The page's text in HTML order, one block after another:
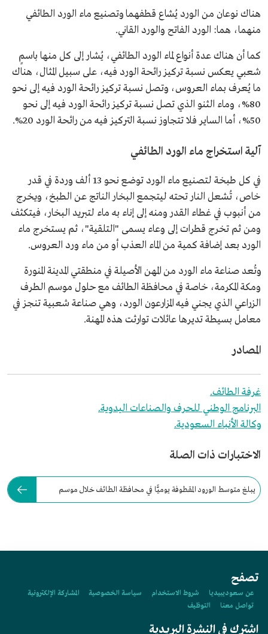
هناك نوعان من الورد يُشاع قطفهما وتصنيع ماء الورد الطائفي
منهما، هما: الورد الفاتح والورد القاني.
كما أن هناك عدة أنواع لماء الورد الطائفي، يُشار إلى كل منها باسمٍ
شعبي يعكس نسبة تركيز رائحة الورد فيه، على سبيل المثال، هناك
ما يُعرف بماء العروس، وتصل نسبة تركيز رائحة الورد فيه إلى نحو
80%، وماء الثنو الذي تصل نسبة تركيز رائحة الورد فيه إلى نحو
50%، أما الساير فلا تتجاوز نسبة التركيز فيه من رائحة الورد 20%.
آلية استخراج ماء الورد الطائفي
في كل طبخة لتصنيع ماء الورد توضع نحو 13 ألف وردة في قدر
خاص، تُشعل النار تحته ليتجمع البخار الناتج عن الطبخ، ويخرج
من أنبوب في غطاء القدر ومنه إلى إناء به ماء لتبريد البخار، فيتكثف
ومن ثم تخرج قطرات إلى وعاء يسمى "التلقية"، ثم يستخرج ماء
الورد بعد إضافة كمية من الماء العذب أو من ماء ورد العروس.
وتُعد صناعة ماء الورد من المهن الأصيلة في منطقتي المدينة المنورة
ومكة المكرمة، خاصة في محافظة الطائف مع حلول موسم الطرف
الزراعي الذي يجني فيه المزارعون الورد، وهي صناعة شعبية تنجز في
معامل بسيطة تديرها عائلات توارثت هذه المهنة.
المصادر
غرفة الطائف.
البرنامج الوطني للحرف والصناعات اليدوية.
وكالة الأنباء السعودية.
الاختبارات ذات الصلة
يبلغ متوسط الورود المقطوفة يوميًّا في محافظة الطائف خلال موسم
تصفح
عن سعوديبيديا شروط الاستخدام سياسة الخصوصية
المشاركة الإلكترونية
تواصل معنا
التوظيف
اشترك في النشرة البريدية